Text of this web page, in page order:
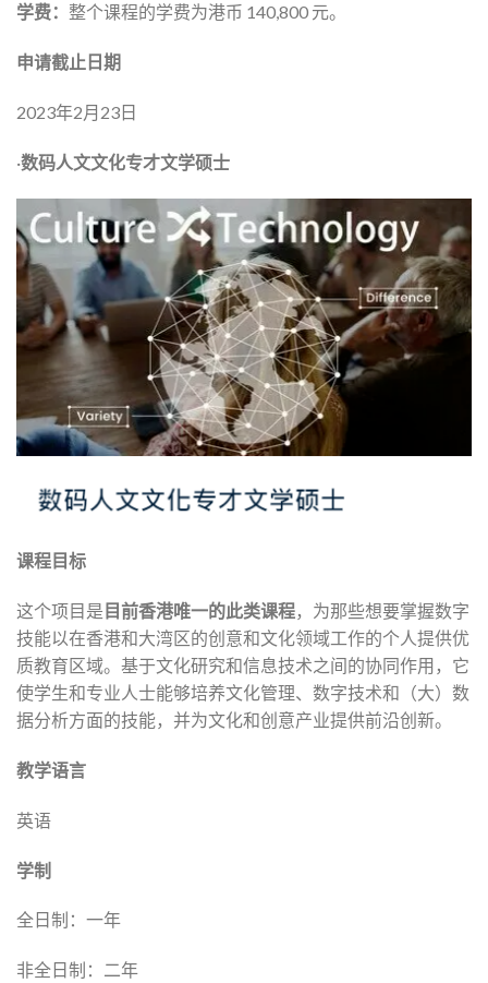
学费： 整个课程的学费为港币 140,800 元。
申请截止日期
2023年2月23日
·数码人文文化专才文学硕士
课程目标
这个项目是 目前香港唯一的此类课程，为那些想要掌握数字
技能以在香港和大湾区的创意和文化领域工作的个人提供优
质教育区域。基于文化研究和信息技术之间的协同作用，它
使学生和专业人士能够培养文化管理、数字技术和（大）数
据分析方面的技能，并为文化和创意产业提供前沿创新。
教学语言
英语
学制
全日制：一年
非全日制：二年